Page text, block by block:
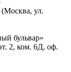
ул.
бульвар»
2, ком. 6Д, оф.